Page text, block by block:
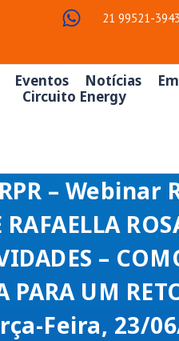
21 99521-
Eventos Notícias
Circuito Energy
– Webinar
RAFAELLA
–
PARA UM
Feira, 23/